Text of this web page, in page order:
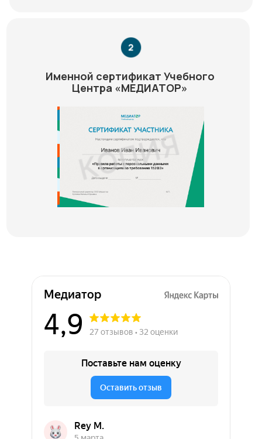
Именной сертификат Учебного
Центра «МЕДИАТОР»
Медиатор на карте Химок — Яндекс Карты